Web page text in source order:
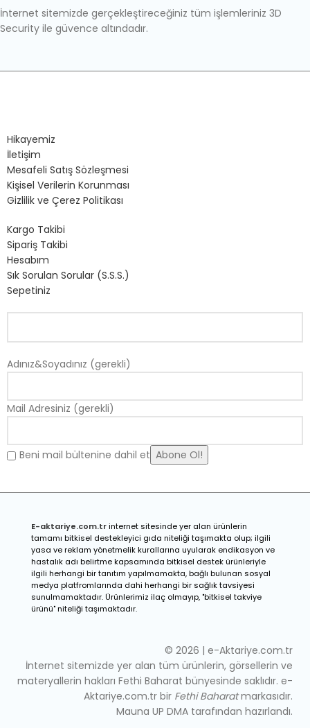
İnternet sitemizde gerçekleştireceğiniz tüm işlemleriniz 3D
Security ile güvence altındadır.
Hikayemiz
İletişim
Mesafeli Satış Sözleşmesi
Kişisel Verilerin Korunması
Gizlilik ve Çerez Politikası
Kargo Takibi
Sipariş Takibi
Hesabım
Sık Sorulan Sorular (S.S.S.)
Sepetiniz
Adınız&Soyadınız (gerekli)
Mail Adresiniz (gerekli)
Beni mail bültenine dahil et
E-aktariye.com.trinternet sitesinde yer alan ürünlerin
tamamı bitkisel destekleyici gıda niteliği taşımakta olup; ilgili
yasa ve reklam yönetmelik kurallarına uyularak endikasyon ve
hastalık adı belirtme kapsamında bitkisel destek ürünleriyle
ilgili herhangi bir tanıtım yapılmamakta, bağlı bulunan sosyal
medya platfromlarında dahi herhangi bir sağlık tavsiyesi
sunulmamaktadır. Ürünlerimiz ilaç olmayıp, "bitkisel takviye
ürünü" niteliği taşımaktadır.
© 2026 | e-Aktariye.com.tr
İnternet sitemizde yer alan tüm ürünlerin, görsellerin ve
materyallerin hakları Fethi Baharat bünyesinde saklıdır. e-
Aktariye.com.tr bir Fethi Baharatmarkasıdır.
Mauna UP DMA tarafından hazırlandı.